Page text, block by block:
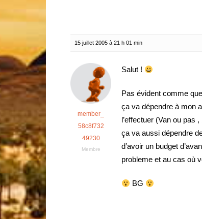
15 juillet 2005 à 21 h 01 min
member_
58c8f732
49230
Membre
Salut !
Pas évident comme
ça va dépendre à mon
l’effectuer (Van ou
ça va aussi dépendre
d’avoir un budget
probleme et au cas où
BG